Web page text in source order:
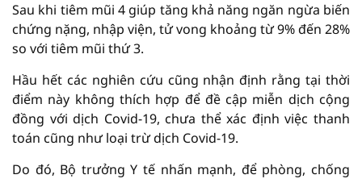
Sau khi tiêm mũi 4 giúp tăng khả năng ngăn ngừa biến
chứng nặng, nhập viện, tử vong khoảng từ 9% đến 28%
so với tiêm mũi thứ 3.
Hầu hết các nghiên cứu cũng nhận định rằng tại thời
điểm này không thích hợp để đề cập miễn dịch cộng
đồng với dịch Covid-19, chưa thể xác định việc thanh
toán cũng như loại trừ dịch Covid-19.
Do đó, Bộ trưởng Y tế nhấn mạnh, để phòng, chống